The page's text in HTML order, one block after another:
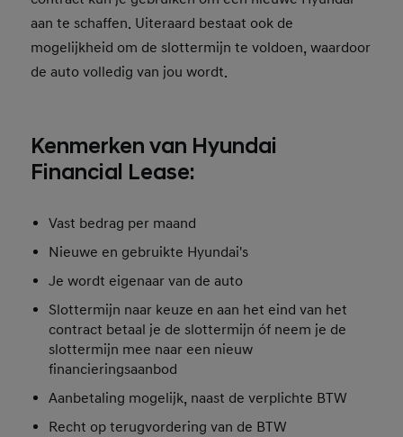
aan te schaffen. Uiteraard bestaat ook de
mogelijkheid om de slottermijn te voldoen, waardoor
de auto volledig van jou wordt.
Kenmerken van Hyundai
Financial Lease:
Vast bedrag per maand
Nieuwe en gebruikte Hyundai's
Je wordt eigenaar van de auto
Slottermijn naar keuze en aan het eind van het
contract betaal je de slottermijn óf neem je de
slottermijn mee naar een nieuw
financieringsaanbod
Aanbetaling mogelijk, naast de verplichte BTW
Recht op terugvordering van de BTW